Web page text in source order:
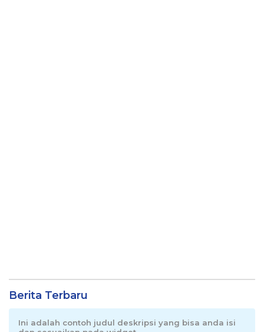
Berita Terbaru
Ini adalah contoh judul deskripsi yang bisa anda isi